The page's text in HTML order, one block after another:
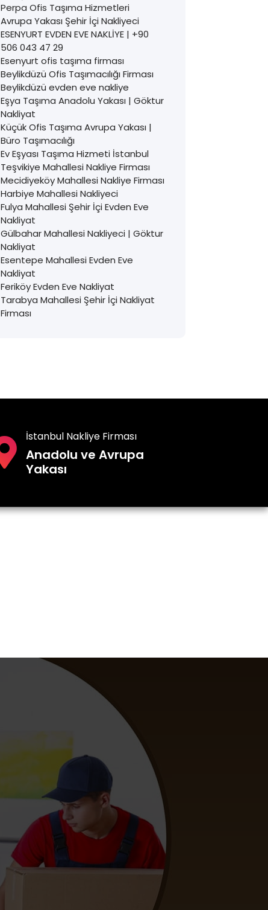
Perpa Ofis Taşıma Hizmetleri
Avrupa Yakası Şehir İçi Nakliyeci
ESENYURT EVDEN EVE NAKLİYE | +90
506 043 47 29
Esenyurt ofis taşıma firması
Beylikdüzü Ofis Taşımacılığı Firması
Beylikdüzü evden eve nakliye
Eşya Taşıma Anadolu Yakası | Göktur
Nakliyat
Küçük Ofis Taşıma Avrupa Yakası |
Büro Taşımacılığı
Ev Eşyası Taşıma Hizmeti İstanbul
Teşvikiye Mahallesi Nakliye Firması
Mecidiyeköy Mahallesi Nakliye Firması
Harbiye Mahallesi Nakliyeci
Fulya Mahallesi Şehir İçi Evden Eve
Nakliyat
Gülbahar Mahallesi Nakliyeci | Göktur
Nakliyat
Esentepe Mahallesi Evden Eve
Nakliyat
Feriköy Evden Eve Nakliyat
Tarabya Mahallesi Şehir İçi Nakliyat
Firması
İstanbul Nakliye Firması
Anadolu ve Avrupa
Yakası